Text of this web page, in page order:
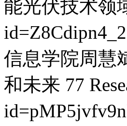
能光伏技术领
信息学院周慧
和未来 77